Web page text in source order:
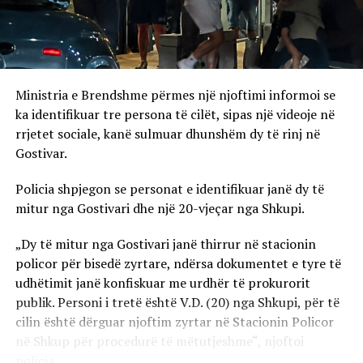
Ministria e Brendshme përmes një njoftimi informoi se
ka identifikuar tre persona të cilët, sipas një videoje në
rrjetet sociale, kanë sulmuar dhunshëm dy të rinj në
Gostivar.
Policia shpjegon se personat e identifikuar janë dy të
mitur nga Gostivari dhe një 20-vjeçar nga Shkupi.
„Dy të mitur nga Gostivari janë thirrur në stacionin
policor për bisedë zyrtare, ndërsa dokumentet e tyre të
udhëtimit janë konfiskuar me urdhër të prokurorit
publik. Personi i tretë është V.D. (20) nga Shkupi, për të
cilin është dërguar njoftim zyrtar në Stacionin Policor
në Shkup për procedurë të mëtutjeshme“, njoftoi